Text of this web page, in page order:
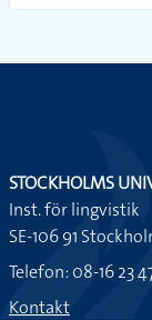
STOCKHOLMS
Inst. för lingvistik
SE-106 91
Telefon: 08-16 23
Kontakt